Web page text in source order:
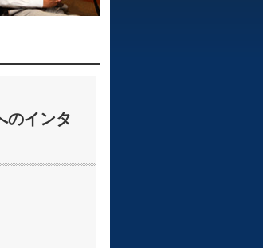
インタ